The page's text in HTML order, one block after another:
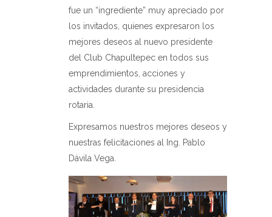
fue un “ingrediente” muy apreciado por
los invitados, quienes expresaron los
mejores deseos al nuevo presidente
del Club Chapultepec en todos sus
emprendimientos, acciones y
actividades durante su presidencia
rotaria.
Expresamos nuestros mejores deseos y
nuestras felicitaciones al Ing. Pablo
Dávila Vega.